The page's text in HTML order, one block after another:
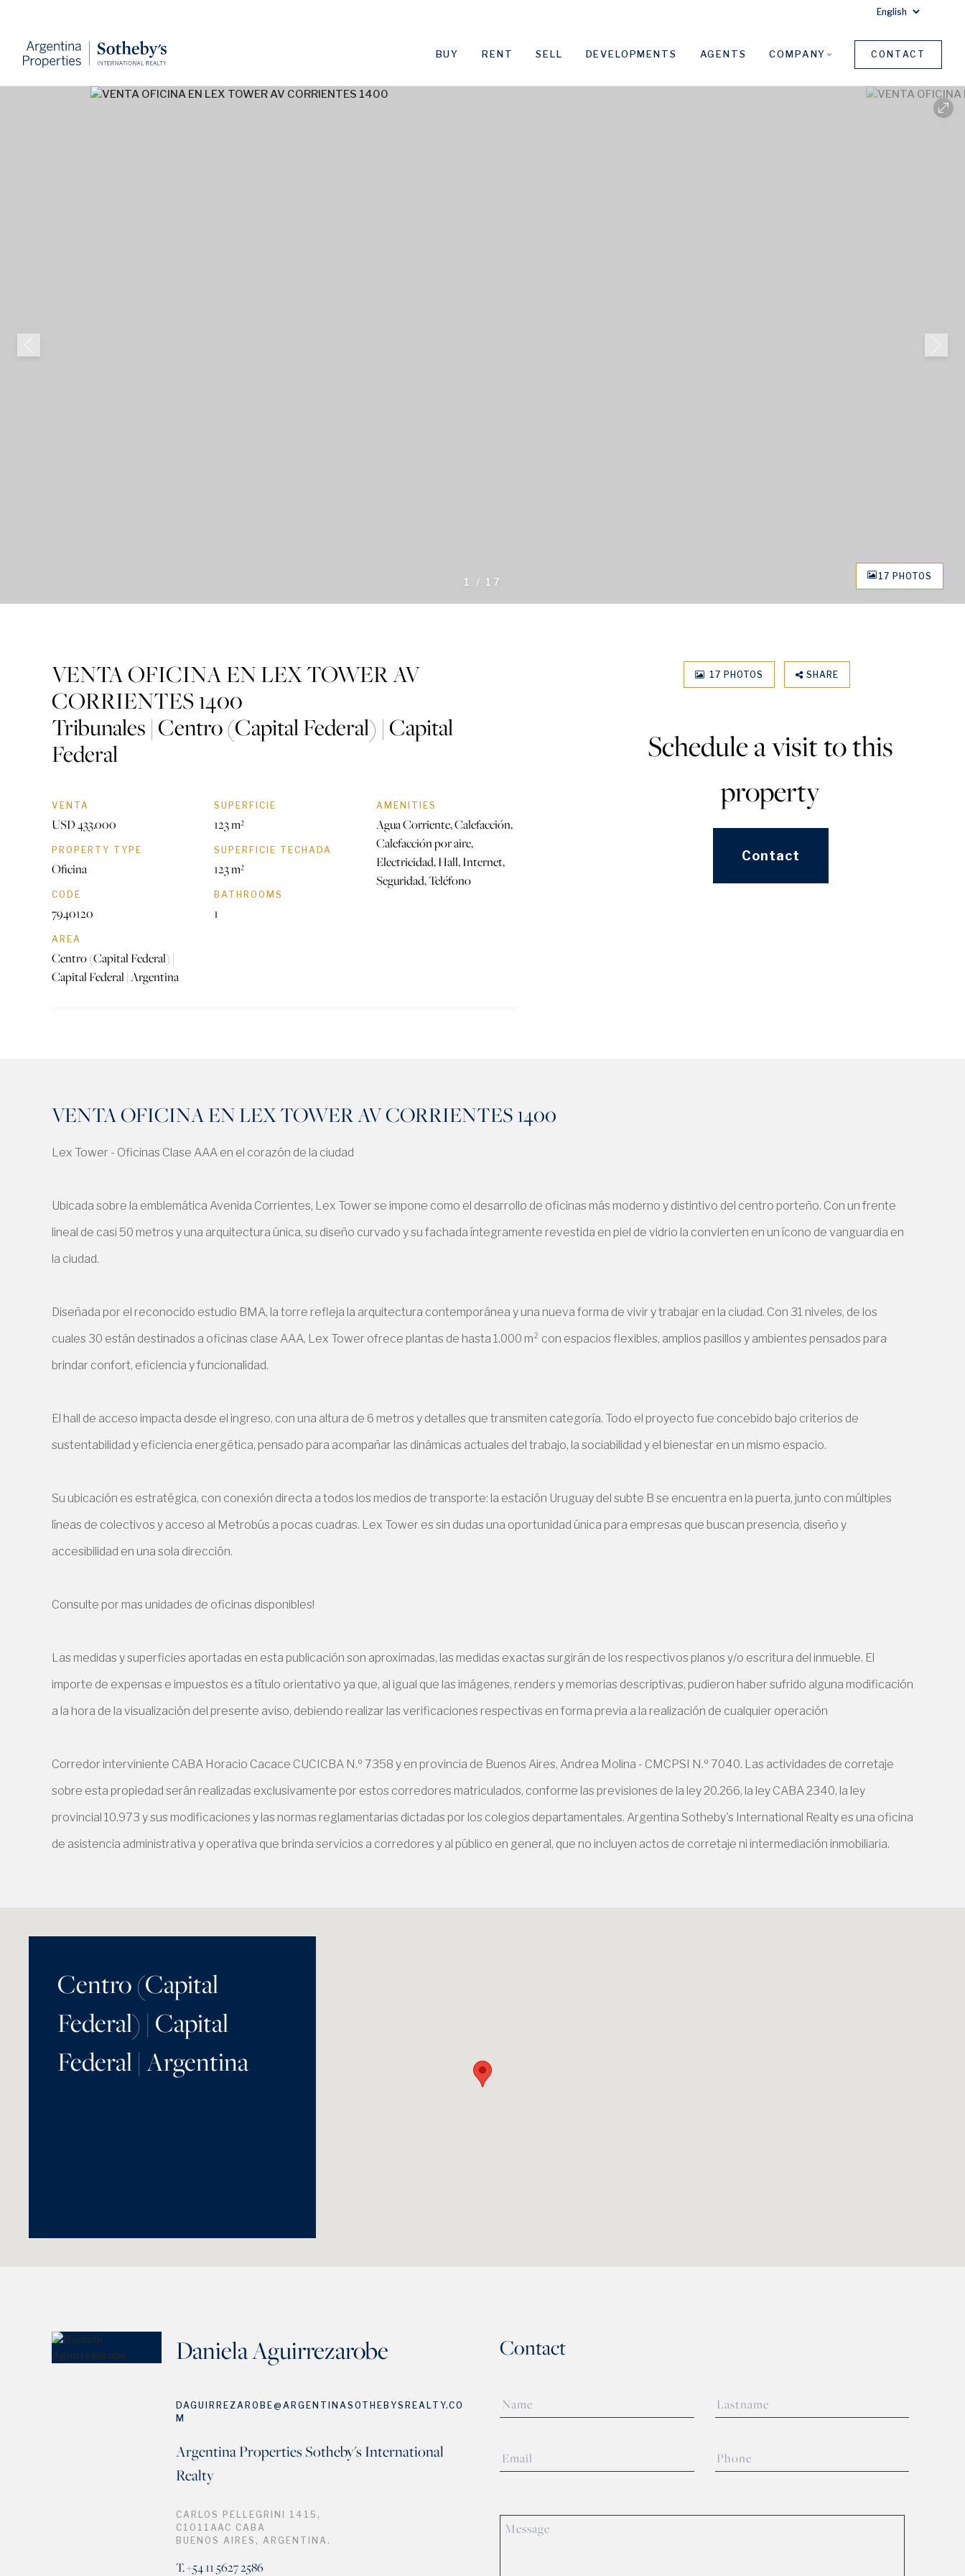
BUY RENT SELL DEVELOPMENTS AGENTS COMPANY CONTACT
1 / 17 17 PHOTOS
VENTA OFICINA EN LEX TOWER AV
CORRIENTES 1400
Tribunales | Centro (Capital Federal) | Capital
Federal
VENTA
USD 433.000
PROPERTY TYPE
Oficina
CODE
7940120
AREA
Centro (Capital Federal) |
Capital Federal | Argentina
SUPERFICIE
123 m²
SUPERFICIE TECHADA
123 m²
BATHROOMS
1
AMENITIES
Agua Corriente, Calefacción,
Calefacción por aire,
Electricidad, Hall, Internet,
Seguridad, Teléfono
17 PHOTOS SHARE
Schedule a visit to this
property
Contact
VENTA OFICINA EN LEX TOWER AV CORRIENTES 1400
Lex Tower - Oficinas Clase AAA en el corazón de la ciudad
Ubicada sobre la emblemática Avenida Corrientes, Lex Tower se impone como el desarrollo de oficinas más moderno y distintivo del centro porteño. Con un frente
lineal de casi 50 metros y una arquitectura única, su diseño curvado y su fachada íntegramente revestida en piel de vidrio la convierten en un ícono de vanguardia en
la ciudad.
Diseñada por el reconocido estudio BMA, la torre refleja la arquitectura contemporánea y una nueva forma de vivir y trabajar en la ciudad. Con 31 niveles, de los
cuales 30 están destinados a oficinas clase AAA, Lex Tower ofrece plantas de hasta 1.000 m² con espacios flexibles, amplios pasillos y ambientes pensados para
brindar confort, eficiencia y funcionalidad.
El hall de acceso impacta desde el ingreso, con una altura de 6 metros y detalles que transmiten categoría. Todo el proyecto fue concebido bajo criterios de
sustentabilidad y eficiencia energética, pensado para acompañar las dinámicas actuales del trabajo, la sociabilidad y el bienestar en un mismo espacio.
Su ubicación es estratégica, con conexión directa a todos los medios de transporte: la estación Uruguay del subte B se encuentra en la puerta, junto con múltiples
líneas de colectivos y acceso al Metrobús a pocas cuadras. Lex Tower es sin dudas una oportunidad única para empresas que buscan presencia, diseño y
accesibilidad en una sola dirección.
Consulte por mas unidades de oficinas disponibles!
Las medidas y superficies aportadas en esta publicación son aproximadas, las medidas exactas surgirán de los respectivos planos y/o escritura del inmueble. El
importe de expensas e impuestos es a título orientativo ya que, al igual que las imágenes, renders y memorias descriptivas, pudieron haber sufrido alguna modificación
a la hora de la visualización del presente aviso, debiendo realizar las verificaciones respectivas en forma previa a la realización de cualquier operación
Corredor interviniente CABA Horacio Cacace CUCICBA N.º 7358 y en provincia de Buenos Aires, Andrea Molina - CMCPSI N.º 7040. Las actividades de corretaje
sobre esta propiedad serán realizadas exclusivamente por estos corredores matriculados, conforme las previsiones de la ley 20.266, la ley CABA 2340, la ley
provincial 10.973 y sus modificaciones y las normas reglamentarias dictadas por los colegios departamentales. Argentina Sotheby's International Realty es una oficina
de asistencia administrativa y operativa que brinda servicios a corredores y al público en general, que no incluyen actos de corretaje ni intermediación inmobiliaria.
Centro (Capital
Federal) | Capital
Federal | Argentina
Daniela Aguirrezarobe
DAGUIRREZAROBE@ARGENTINASOTHEBYSREALTY.CO
M
Argentina Properties Sotheby's International
Realty
CARLOS PELLEGRINI 1415,
C1011AAC CABA
BUENOS AIRES, ARGENTINA.
T. +54 11 5627 2586
Contact